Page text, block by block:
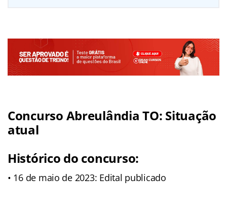
Concurso Abreulândia TO: Situação
atual
Histórico do concurso:
• 16 de maio de 2023: Edital publicado